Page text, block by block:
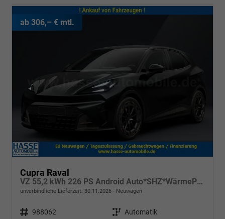
ab 306,– € mtl.
Cupra Raval
VZ 55,2 kWh 226 PS Android Auto*SHZ*WärmePumpe*ACC*Kamera*Keyless*2Z Klimaauto*
unverbindliche Lieferzeit: 30.11.2026 Neuwagen
Fahrzeugnr. 988062 Getriebe Automatik